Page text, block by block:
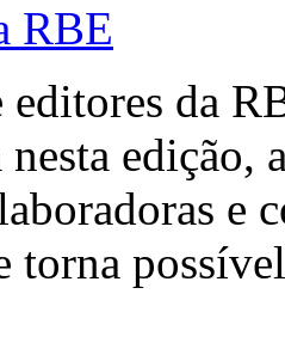
RBE
da
edição,
e
torna